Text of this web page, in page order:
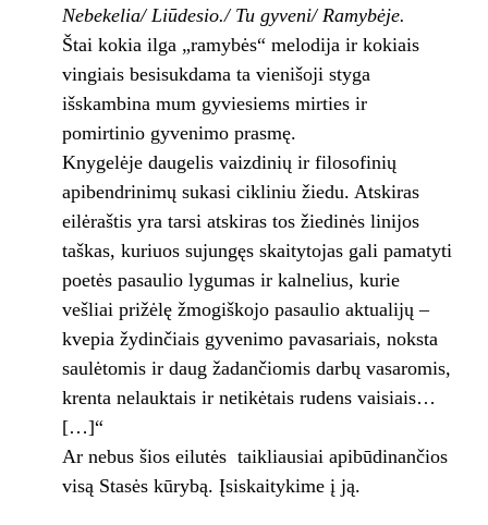
Nebekelia/ Liūdesio./ Tu gyveni/ Ramybėje.
Štai kokia ilga „ramybės“ melodija ir kokiais
vingiais besisukdama ta vienišoji styga
išskambina mum gyviesiems mirties ir
pomirtinio gyvenimo prasmę.
Knygelėje daugelis vaizdinių ir filosofinių
apibendrinimų sukasi cikliniu žiedu. Atskiras
eilėraštis yra tarsi atskiras tos žiedinės linijos
taškas, kuriuos sujungęs skaitytojas gali pamatyti
poetės pasaulio lygumas ir kalnelius, kurie
vešliai prižėlę žmogiškojo pasaulio aktualijų –
kvepia žydinčiais gyvenimo pavasariais, noksta
saulėtomis ir daug žadančiomis darbų vasaromis,
krenta nelauktais ir netikėtais rudens vaisiais…
[…]“
Ar nebus šios eilutės taikliausiai apibūdinančios
visą Stasės kūrybą. Įsiskaitykime į ją.